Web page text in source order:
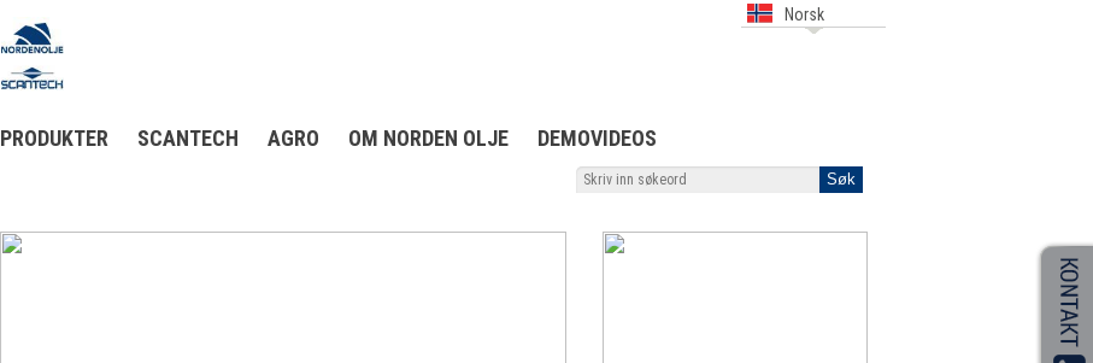
Norsk
PRODUKTER SCANTECH AGRO OM NORDEN OLJE DEMOVIDEOS